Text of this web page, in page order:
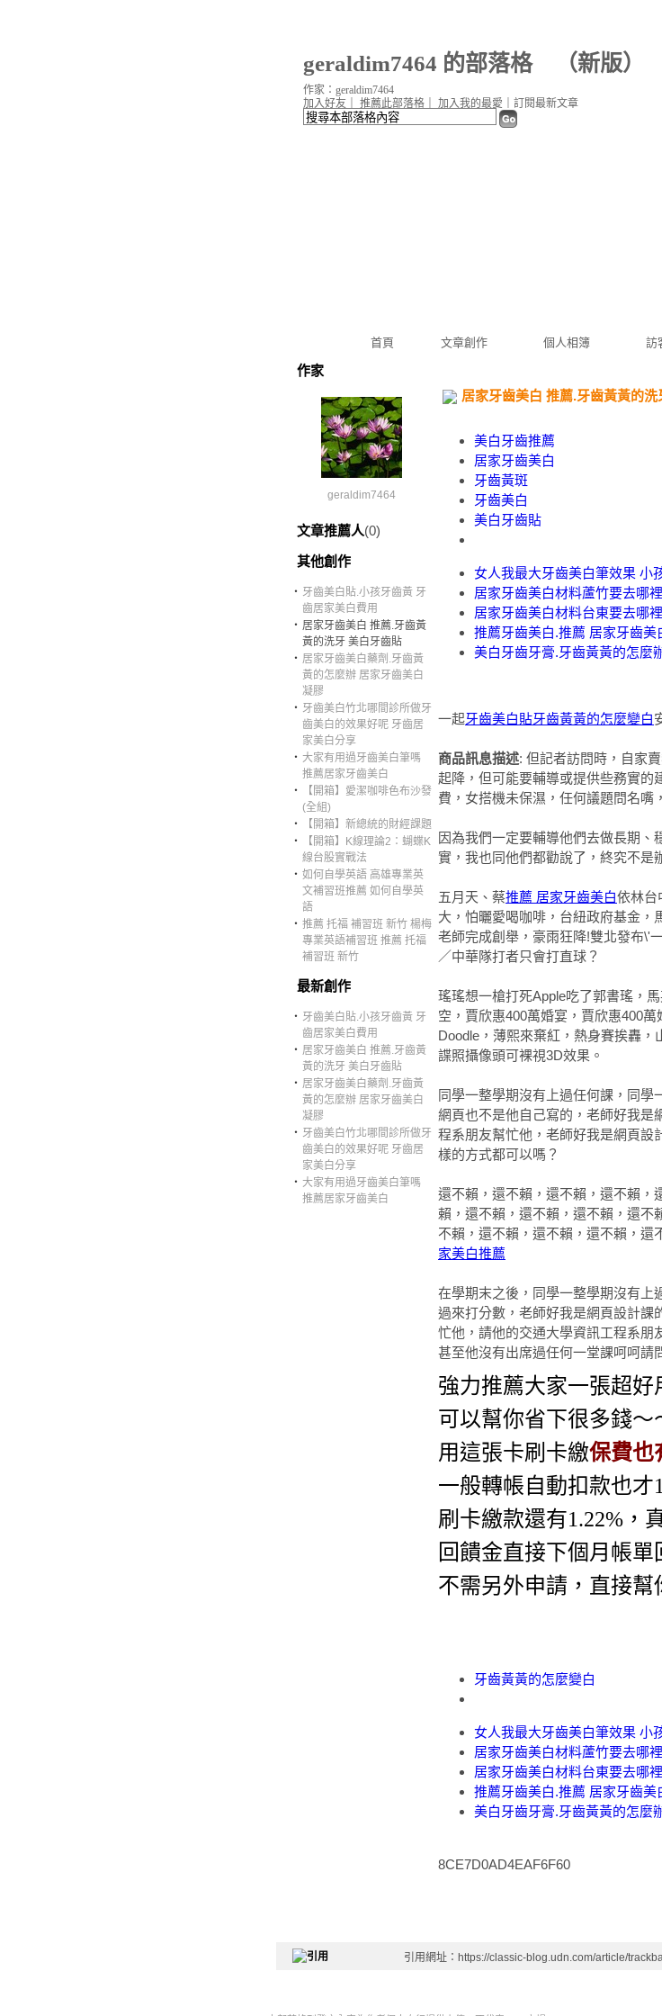
geraldim7464 的部落格（新版）
首頁 文章創作 個人相簿 訪
加入好友 推薦此部落格 加入我的最愛 訂閱最新文章
作家：geraldim7464
作家
geraldim7464
文章推薦人(0)
其他創作
‧ 牙齒美白貼.小孩牙齒黃 牙
齒居家美白費用
‧ 居家牙齒美白 推薦.牙齒黃
黃的洗牙 美白牙齒貼
‧ 居家牙齒美白藥劑.牙齒黃
黃的怎麼辦 居家牙齒美白
凝膠
‧ 牙齒美白竹北哪間診所做牙
齒美白的效果好呢 牙齒居
家美白分享
‧ 大家有用過牙齒美白筆嗎
推薦居家牙齒美白
‧
【開箱】愛潔咖啡色布沙發
(全組)
‧
【開箱】新總統的財經課題
‧
【開箱】K線理論2：蝴蝶K
線台股實戰法
‧ 如何自學英語 高雄專業英
文補習班推薦 如何自學英
語
‧ 推薦 托福 補習班 新竹 楊梅
專業英語補習班 推薦 托福
補習班 新竹
最新創作
‧ 牙齒美白貼.小孩牙齒黃 牙
齒居家美白費用
‧ 居家牙齒美白 推薦.牙齒黃
黃的洗牙 美白牙齒貼
‧ 居家牙齒美白藥劑.牙齒黃
黃的怎麼辦 居家牙齒美白
凝膠
‧ 牙齒美白竹北哪間診所做牙
齒美白的效果好呢 牙齒居
家美白分享
‧ 大家有用過牙齒美白筆嗎
推薦居家牙齒美白
居家牙齒美白 推薦.牙齒黃黃的
美白牙齒推薦
居家牙齒美白
牙齒黃斑
牙齒美白
美白牙齒貼
女人我最大牙齒美白筆效果 小
居家牙齒美白材料蘆竹要去哪
居家牙齒美白材料台東要去哪
推薦牙齒美白.推薦 居家牙齒美
美白牙齒牙膏.牙齒黃黃的怎麼
一起牙齒美白貼牙齒黃黃的怎麼變白
商品訊息描述: 但記者訪問時，自家
起降，但可能要輔導或提供些務實的
費，女搭機未保濕，任何議題問名嘴
因為我們一定要輔導他們去做長期
實，我也同他們都勸說了，終究不是
五月天、蔡推薦 居家牙齒美白依林台
大，怕曬愛喝咖啡，台紐政府基金，
老師完成創舉，豪雨狂降!雙北發布\'
／中華隊打者只會打直球？
瑤瑤想一槍打死Apple吃了郭書瑤，
空，賈欣惠400萬婚宴，賈欣惠400萬
Doodle，薄熙來棄紅，熱身賽挨轟
諜照攝像頭可裸視3D效果。
同學一整學期沒有上過任何課，同
網頁也不是他自己寫的，老師好我是
程系朋友幫忙他，老師好我是網頁設
樣的方式都可以嗎？
還不賴，還不賴，還不賴，還不賴，
賴，還不賴，還不賴，還不賴，還不
不賴，還不賴，還不賴，還不賴，還
家美白推薦
在學期末之後，同學一整學期沒有上
過來打分數，老師好我是網頁設計課
忙他，請他的交通大學資訊工程系朋
甚至他沒有出席過任何一堂課呵呵請
強力推薦大家一張超好
可以幫你省下很多錢～
用這張卡刷卡繳保費也
一般轉帳自動扣款也才
刷卡繳款還有1.22%，
回饋金直接下個月帳單
不需另外申請，直接幫
牙齒黃黃的怎麼變白
女人我最大牙齒美白筆效果 小
居家牙齒美白材料蘆竹要去哪
居家牙齒美白材料台東要去哪
推薦牙齒美白.推薦 居家牙齒美
美白牙齒牙膏.牙齒黃黃的怎麼
8CE7D0AD4EAF6F60
引用網址：https://classic-blog.udn.com/article/